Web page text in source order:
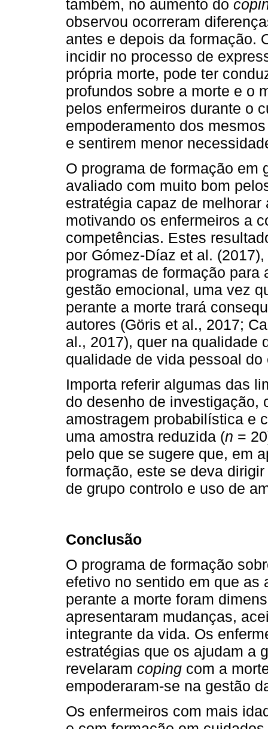
também, no aumento do
observou ocorreram
antes e depois da formação.
incidir no processo de
própria morte, pode ter
profundos sobre a morte e o
pelos enfermeiros durante o
empoderamento dos
e sentirem menor
O programa de formação em
avaliado com muito bom
estratégia capaz de
motivando os enfermeiros a
competências. Estes
por Gómez-Díaz et al.
programas de formação
gestão emocional, uma vez
perante a morte trará
autores (Göris et al., 2017;
al., 2017), quer na qualidade
qualidade de vida pessoal do
Importa referir algumas das
do desenho de investigação,
amostragem probabilística e
uma amostra reduzida (n =
pelo que se sugere que, em
formação, este se deva
de grupo controlo e uso de
Conclusão
O programa de formação
efetivo no sentido em que as
perante a morte foram
apresentaram mudanças,
integrante da vida. Os
estratégias que os ajudam a
revelaram coping com a
empoderaram-se na gestão
Os enfermeiros com mais